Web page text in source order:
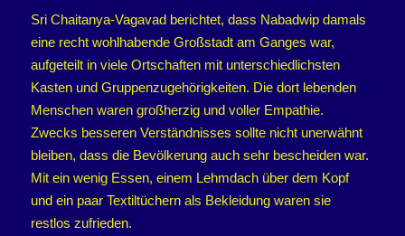
Sri Chaitanya-Vagavad berichtet, dass Nabadwip damals
eine recht wohlhabende Großstadt am Ganges war,
aufgeteilt in viele Ortschaften mit unterschiedlichsten
Kasten und Gruppenzugehörigkeiten. Die dort lebenden
Menschen waren großherzig und voller Empathie.
Zwecks besseren Verständnisses sollte nicht unerwähnt
bleiben, dass die Bevölkerung auch sehr bescheiden war.
Mit ein wenig Essen, einem Lehmdach über dem Kopf
und ein paar Textiltüchern als Bekleidung waren sie
restlos zufrieden.